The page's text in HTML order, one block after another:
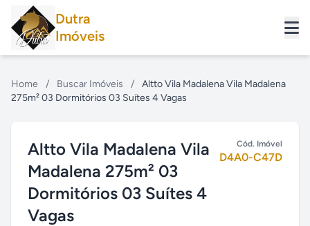
Dutra
Imóveis
Home / Buscar Imóveis /
Altto Vila Madalena Vila Madalena
275m² 03 Dormitórios 03 Suítes 4 Vagas
Altto Vila Madalena Vila
Madalena 275m² 03
Dormitórios 03 Suítes 4
Vagas
Cód. Imóvel
D4A0-C47D